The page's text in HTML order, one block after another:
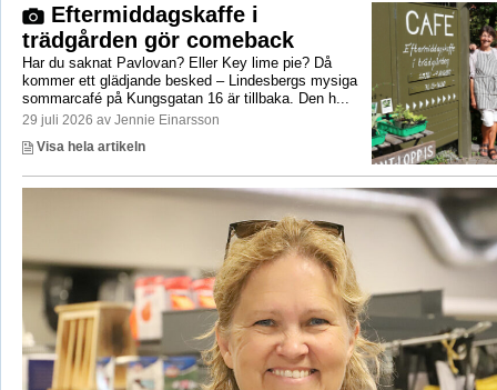
Eftermiddagskaffe i
trädgården gör comeback
Har du saknat Pavlovan? Eller Key lime pie? Då
kommer ett glädjande besked – Lindesbergs mysiga
sommarcafé på Kungsgatan 16 är tillbaka. Den h...
29 juli 2026 av Jennie Einarsson
Visa hela artikeln